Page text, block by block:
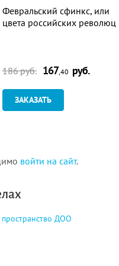
30
миром 52
55
языку по учебному
Февральский сфинкс, или
цвета российских
186 руб. 167 ,40 руб.
ЗАКАЗАТЬ
войти на сайт.
ДОО